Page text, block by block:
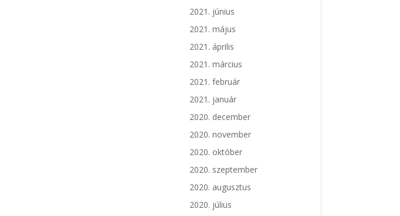
2021. június
2021. május
2021. április
2021. március
2021. február
2021. január
2020. december
2020. november
2020. október
2020. szeptember
2020. augusztus
2020. július